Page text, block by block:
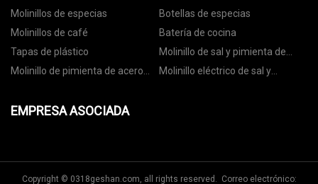
Molinillos de especias
Botellas de especias
Molinillos de café
Batería de cocina
Tapas de plástico
Molinillo de sal y pimienta de
cerámica
Molinillo de pimienta de acero
Molinillo eléctrico de sal y
EMPRESA ASOCIADA
Copyright © 0318geshan.com, all rights reserved. Correo electrónico: